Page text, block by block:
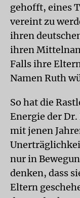
gehofft, eines
vereint zu
ihren
ihren
Falls ihre
Namen Ruth
So hat die
Energie der Dr.
mit jenen
nur in
denken, dass
Eltern